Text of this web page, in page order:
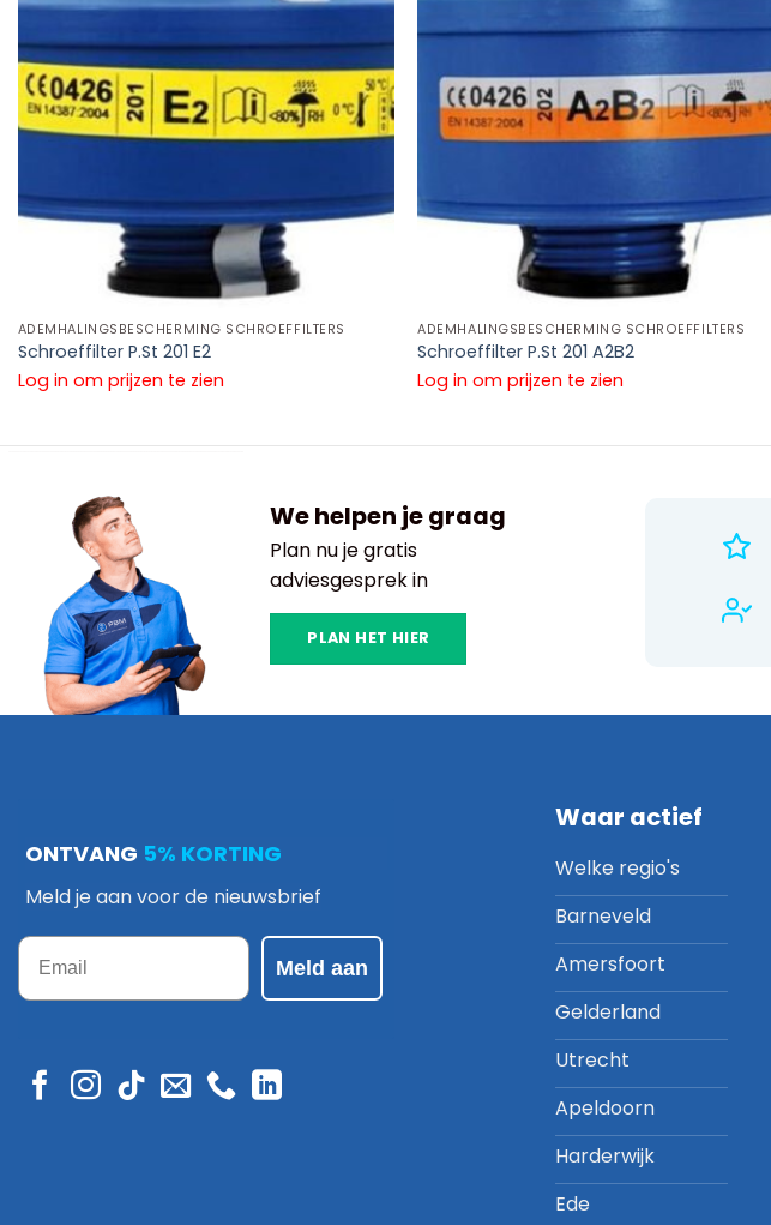
ADEMHALINGSBESCHERMING SCHROEFFILTERS
Schroeffilter P.St 201 E2
Log in om prijzen te zien
ADEMHALINGSBESCHERMING SCHROEFFILTERS
Schroeffilter P.St 201 A2B2
Log in om prijzen te zien
We helpen je graag
Plan nu je gratis
adviesgesprek in
PLAN HET HIER
ONTVANG 5% KORTING
Meld je aan voor de nieuwsbrief
Email
Meld aan
Waar actief
Welke regio's
Barneveld
Amersfoort
Gelderland
Utrecht
Apeldoorn
Harderwijk
Ede